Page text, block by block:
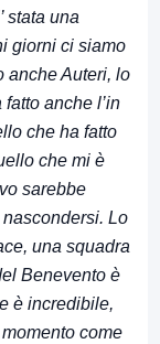
stata una
giorni ci siamo
anche Auteri, lo
anche l’in
che ha fatto
che mi è
sarebbe
Lo
una squadra
Benevento è
è incredibile,
come